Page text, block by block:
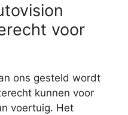
voor
ons gesteld wordt
kunnen voor
voertuig. Het